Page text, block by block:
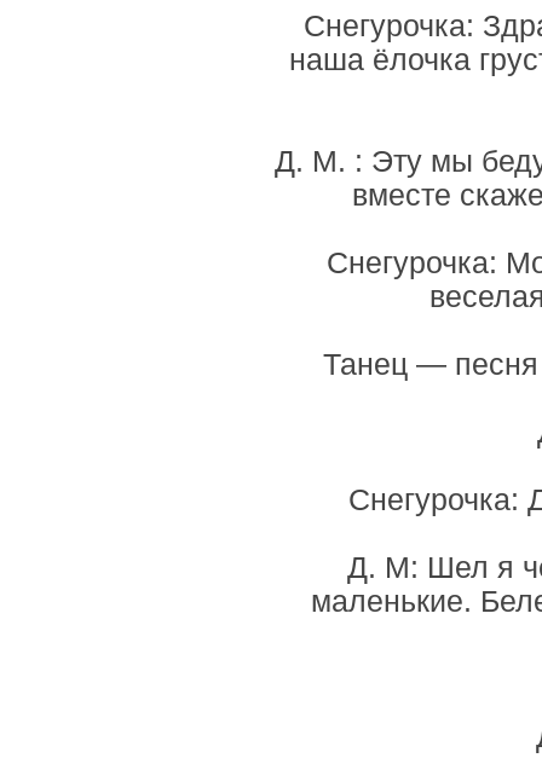
Снегурочка:
наша ёлочка
Д. М. : Эту мы беду
вместе
Снегурочка:
Танец —
Снегурочка:
Д. М: Шел я
маленькие.